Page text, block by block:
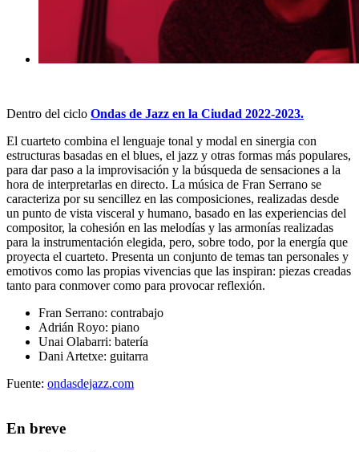
Dentro del ciclo Ondas de Jazz en la Ciudad 2022-2023.
El cuarteto combina el lenguaje tonal y modal en sinergia con
estructuras basadas en el blues, el jazz y otras formas más populares,
para dar paso a la improvisación y la búsqueda de sensaciones a la
hora de interpretarlas en directo. La música de Fran Serrano se
caracteriza por su sencillez en las composiciones, realizadas desde
un punto de vista visceral y humano, basado en las experiencias del
compositor, la cohesión en las melodías y las armonías realizadas
para la instrumentación elegida, pero, sobre todo, por la energía que
proyecta el cuarteto. Presenta un conjunto de temas tan personales y
emotivos como las propias vivencias que las inspiran: piezas creadas
tanto para conmover como para provocar reflexión.
Fran Serrano: contrabajo
Adrián Royo: piano
Unai Olabarri: batería
Dani Artetxe: guitarra
Fuente: ondasdejazz.com
En breve